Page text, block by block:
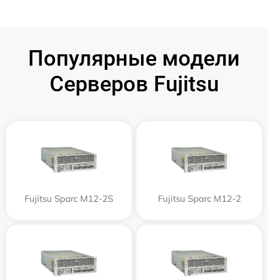
Популярные модели
Серверов Fujitsu
Fujitsu Sparc M12-2S Fujitsu Sparc M12-2